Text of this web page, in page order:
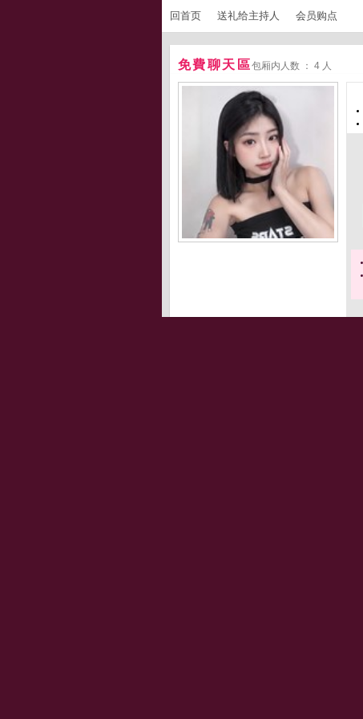
回首页 送礼给主持人 会员购点
免費聊天區包厢内人数 ： 4 人